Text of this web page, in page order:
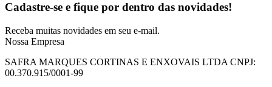
Cadastre-se e fique por dentro das novidades!
Receba muitas novidades em seu e-mail.
Nossa Empresa
SAFRA MARQUES CORTINAS E ENXOVAIS LTDA CNPJ:
00.370.915/0001-99